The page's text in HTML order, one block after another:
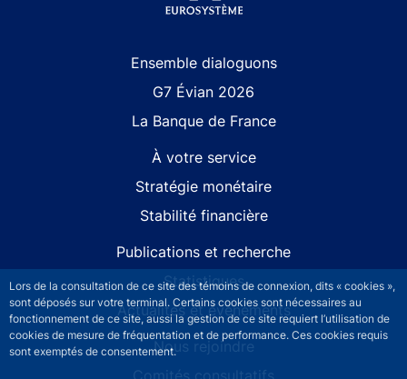
Lors de la consultation de ce site des témoins de connexion, dits « cookies »,
sont déposés sur votre terminal. Certains cookies sont nécessaires au
fonctionnement de ce site, aussi la gestion de ce site requiert l’utilisation de
cookies de mesure de fréquentation et de performance. Ces cookies requis
sont exemptés de consentement.
Ensemble dialoguons
G7 Évian 2026
La Banque de France
À votre service
Stratégie monétaire
Stabilité financière
Publications et recherche
Statistiques
Actualités et événements
Nous rejoindre
Comités consultatifs